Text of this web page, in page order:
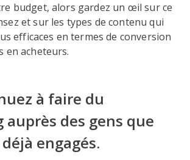
budget, alors gardez un œil sur ce
et sur les types de contenu qui
efficaces en termes de conversion
en acheteurs.
à faire du
des gens que
engagés.